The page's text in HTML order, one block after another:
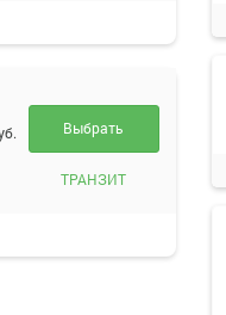
Выбрать
ТРАНЗИТ